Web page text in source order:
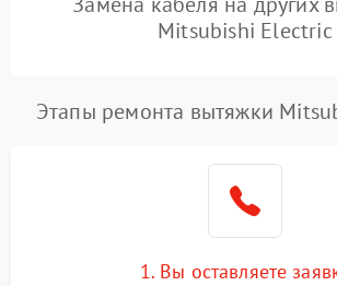
Mitsubishi Electric
Этапы ремонта вытяжки
1. Вы оставляете